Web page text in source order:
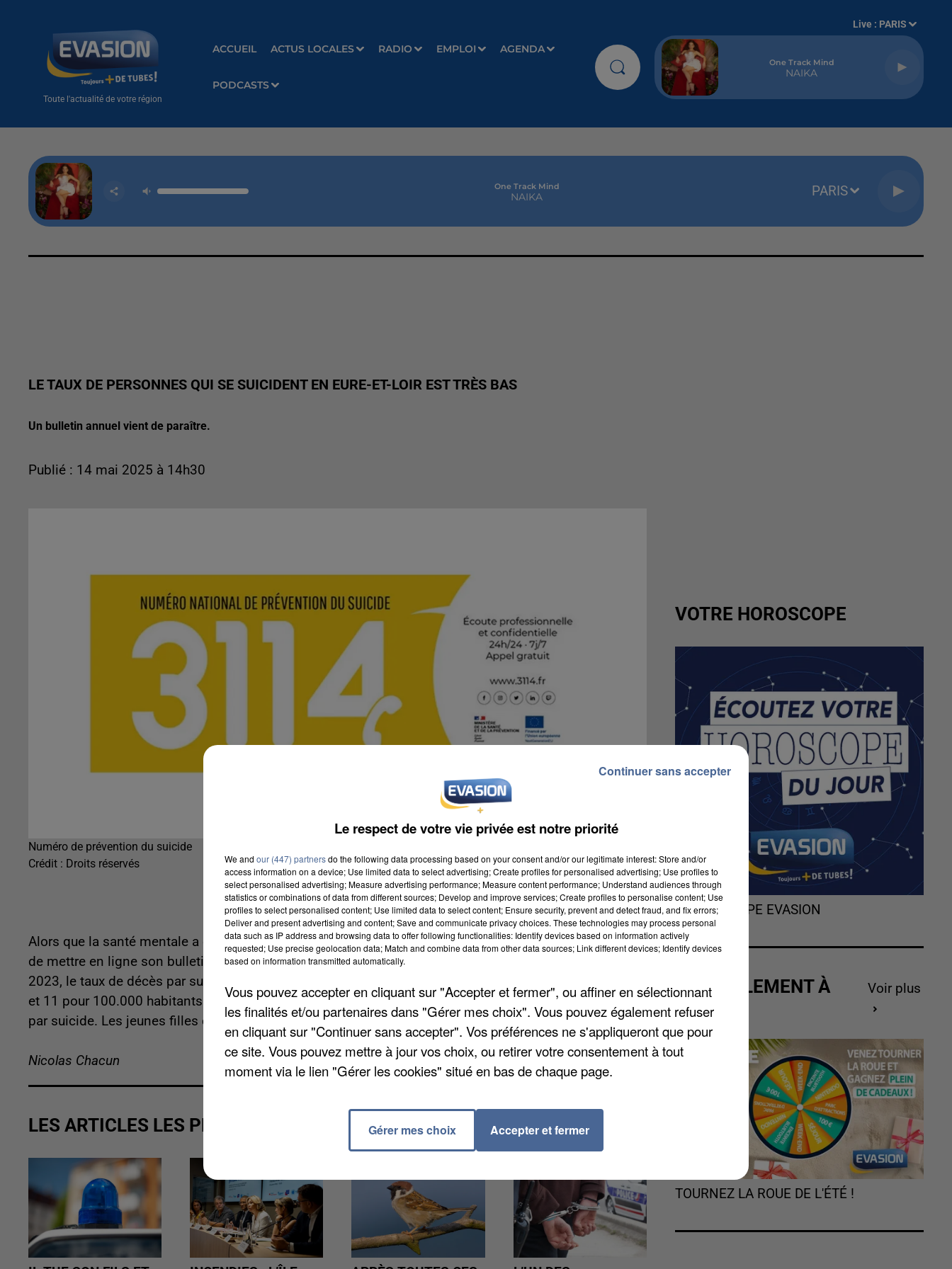
Toute l'actualité de votre région
ACCUEIL ACTUS LOCALES RADIO EMPLOI AGENDA
PODCASTS
Live : PARIS
One Track Mind
NAIKA
One Track Mind
NAIKA PARIS
LE TAUX DE PERSONNES QUI SE SUICIDENT EN EURE-ET-LOIR EST TRÈS BAS
Un bulletin annuel vient de paraître.
Publié : 14 mai 2025 à 14h30
Numéro de prévention du suicide
Crédit : Droits réservés
Alors que la santé mentale a été déclarée grande cause nationale en 2025, Santé publique France vient
de mettre en ligne son bulletin de surveillance annuelle qui concerne les conduites suicidaires. En
2023, le taux de décès par suicide en Eure-et-Loir était l'un des plus faibles de France, compris entre 2
et 11 pour 100.000 habitants. En France, les hommes de 45 ans et plus sont ceux qui meurent le plus
par suicide. Les jeunes filles et jeunes femmes, elles, sont nombreuses à s'infliger des blessures.
Nicolas Chacun
LES ARTICLES LES PLUS VUS
VOTRE HOROSCOPE
L'HOROSCOPE EVASION
ACTUELLEMENT À
GAGNER
Voir plus
TOURNEZ LA ROUE DE L'ÉTÉ !
Le respect de votre vie privée est notre priorité
We and our (447) partnersdo the following data processing based on your consent and/or our legitimate interest: Store and/or
access information on a device; Use limited data to select advertising; Create profiles for personalised advertising; Use profiles to
select personalised advertising; Measure advertising performance; Measure content performance; Understand audiences through
statistics or combinations of data from different sources; Develop and improve services; Create profiles to personalise content; Use
profiles to select personalised content; Use limited data to select content; Ensure security, prevent and detect fraud, and fix errors;
Deliver and present advertising and content; Save and communicate privacy choices. These technologies may process personal
data such as IP address and browsing data to offer following functionalities: Identify devices based on information actively
requested; Use precise geolocation data; Match and combine data from other data sources; Link different devices; Identify devices
based on information transmitted automatically.
Vous pouvez accepter en cliquant sur "Accepter et fermer", ou affiner en sélectionnant
les finalités et/ou partenaires dans "Gérer mes choix". Vous pouvez également refuser
en cliquant sur "Continuer sans accepter". Vos préférences ne s'appliqueront que pour
ce site. Vous pouvez mettre à jour vos choix, ou retirer votre consentement à tout
moment via le lien "Gérer les cookies" situé en bas de chaque page.
Gérer mes choix Accepter et fermer
Continuer sans accepter